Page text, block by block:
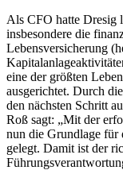
Als CFO hatte Dresig
insbesondere die
Lebensversicherung
eine der größten
ausgerichtet. Durch
den nächsten Schritt
Roß sagt: „Mit der
nun die Grundlage für
gelegt. Damit ist der